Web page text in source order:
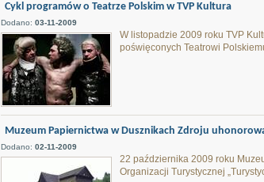
Cykl programów o Teatrze Polskim w TVP Kultura
Dodano: 03-11-2009
W listopadzie 2009 roku TVP
poświęconych Teatrowi
Muzeum Papiernictwa w Dusznikach Zdroju
Dodano: 02-11-2009
22 października 2009 roku
Organizacji Turystycznej